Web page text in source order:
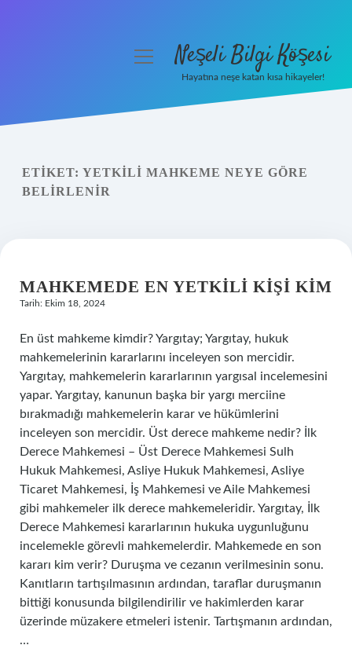
Yasal Uyarı
menüyüNeşeli Bilgi Köşesi
Hayatına neşe katan kısa hikayeler!
ETIKET: YETKILI MAHKEME NEYE GÖRE
BELIRLENIR
MAHKEMEDE EN YETKILI KIŞI KIM
Tarih: Ekim 18, 2024
En üst mahkeme kimdir? Yargıtay; Yargıtay, hukuk
mahkemelerinin kararlarını inceleyen son mercidir.
Yargıtay, mahkemelerin kararlarının yargısal incelemesini
yapar. Yargıtay, kanunun başka bir yargı merciine
bırakmadığı mahkemelerin karar ve hükümlerini
inceleyen son mercidir. Üst derece mahkeme nedir? İlk
Derece Mahkemesi – Üst Derece Mahkemesi Sulh
Hukuk Mahkemesi, Asliye Hukuk Mahkemesi, Asliye
Ticaret Mahkemesi, İş Mahkemesi ve Aile Mahkemesi
gibi mahkemeler ilk derece mahkemeleridir. Yargıtay, İlk
Derece Mahkemesi kararlarının hukuka uygunluğunu
incelemekle görevli mahkemelerdir. Mahkemede en son
kararı kim verir? Duruşma ve cezanın verilmesinin sonu.
Kanıtların tartışılmasının ardından, taraflar duruşmanın
bittiği konusunda bilgilendirilir ve hakimlerden karar
üzerinde müzakere etmeleri istenir. Tartışmanın ardından,
…